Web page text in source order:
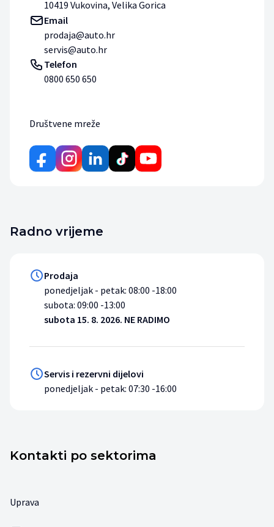
10419 Vukovina, Velika Gorica
Email
prodaja@auto.hr
servis@auto.hr
Telefon
0800 650 650
Društvene mreže
Radno vrijeme
Prodaja
ponedjeljak - petak: 08:00 -18:00
subota: 09:00 -13:00
subota 15. 8. 2026. NE RADIMO
Servis i rezervni dijelovi
ponedjeljak - petak: 07:30 -16:00
Kontakti po sektorima
Uprava